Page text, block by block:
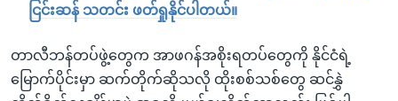
ငြင်းဆန် သတင်း ဖတ်ရှုနိုင်ပါတယ်။
တာလီဘန်တပ်ဖွဲ့တွေက အာဖဂန်အစိုးရတပ်တွေကို နိုင်ငံရဲ့
မြောက်ပိုင်းမှာ ဆက်တိုက်ဆိုသလို ထိုးစစ်သစ်တွေ ဆင်နွှဲ